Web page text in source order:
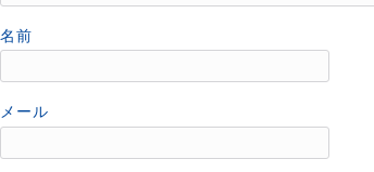
名前
メール